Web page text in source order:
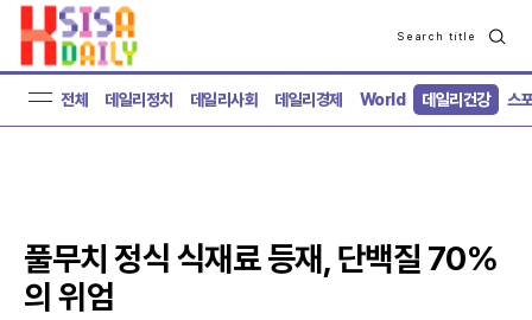
Search title
검
색
전체 데일리정치 데일리사회 데일리경제 World 데일리건강 스
풀무치 정식 식재료 등재, 단백질 70%
의 위엄